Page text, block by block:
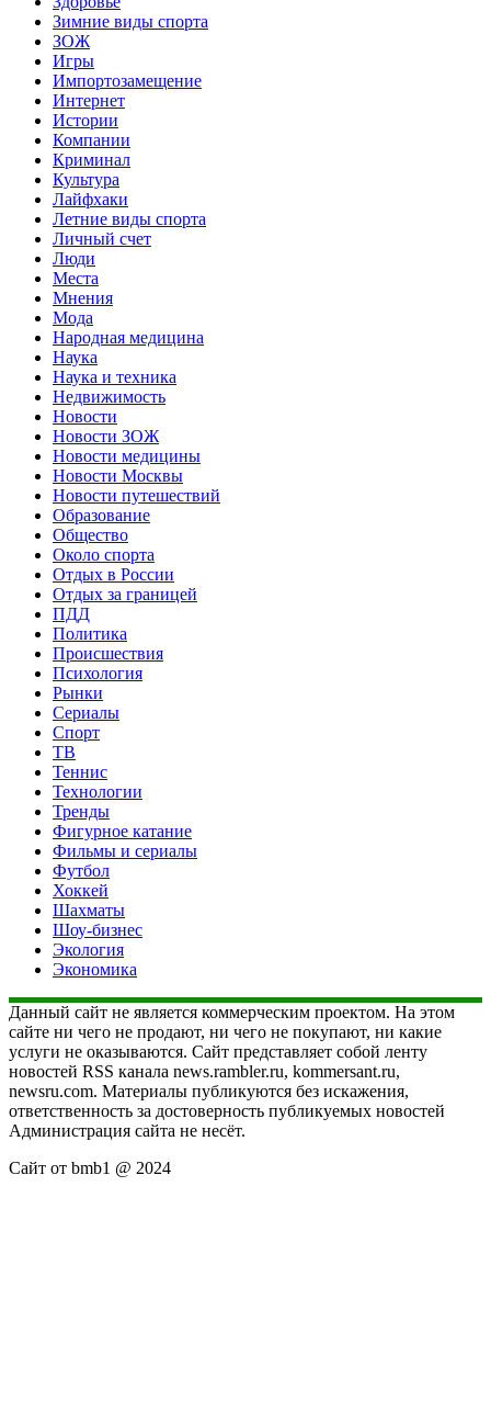
Зимние виды спорта
ЗОЖ
Игры
Импортозамещение
Интернет
Истории
Компании
Криминал
Культура
Лайфхаки
Летние виды спорта
Личный счет
Люди
Места
Мнения
Мода
Народная медицина
Наука
Наука и техника
Недвижимость
Новости
Новости ЗОЖ
Новости медицины
Новости Москвы
Новости путешествий
Образование
Общество
Около спорта
Отдых в России
Отдых за границей
ПДД
Политика
Происшествия
Психология
Рынки
Сериалы
Спорт
ТВ
Теннис
Технологии
Тренды
Фигурное катание
Фильмы и сериалы
Футбол
Хоккей
Шахматы
Шоу-бизнес
Экология
Экономика
Данный сайт не является коммерческим проектом. На этом
сайте ни чего не продают, ни чего не покупают, ни какие
услуги не оказываются. Сайт представляет собой ленту
новостей RSS канала news.rambler.ru, kommersant.ru,
newsru.com. Материалы публикуются без искажения,
ответственность за достоверность публикуемых новостей
Администрация сайта не несёт.
Сайт от bmb1 @ 2024